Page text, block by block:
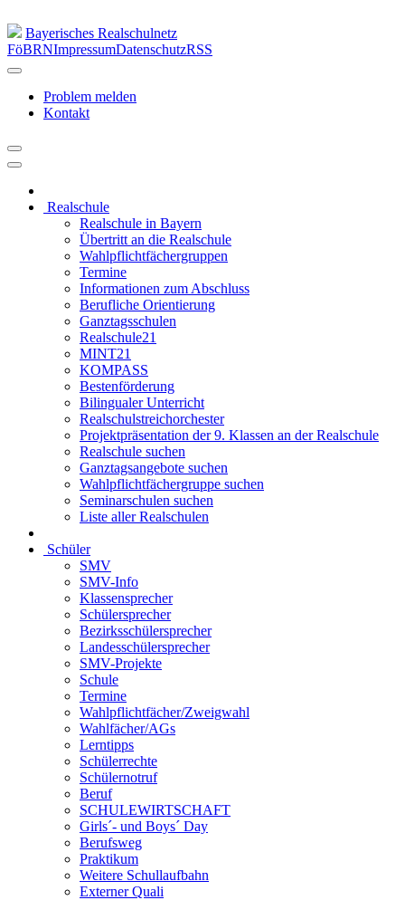
Bayerisches Realschulnetz
FöBRNImpressumDatenschutzRSS
Problem melden
Kontakt
Realschule
Realschule in Bayern
Übertritt an die Realschule
Wahlpflichtfächergruppen
Termine
Informationen zum Abschluss
Berufliche Orientierung
Ganztagsschulen
Realschule21
MINT21
KOMPASS
Bestenförderung
Bilingualer Unterricht
Realschulstreichorchester
Projektpräsentation der 9. Klassen an der Realschule
Realschule suchen
Ganztagsangebote suchen
Wahlpflichtfächergruppe suchen
Seminarschulen suchen
Liste aller Realschulen
Schüler
SMV
SMV-Info
Klassensprecher
Schülersprecher
Bezirksschülersprecher
Landesschülersprecher
SMV-Projekte
Schule
Termine
Wahlpflichtfächer/Zweigwahl
Wahlfächer/AGs
Lerntipps
Schülerrechte
Schülernotruf
Beruf
SCHULEWIRTSCHAFT
Girls´- und Boys´ Day
Berufsweg
Praktikum
Weitere Schullaufbahn
Externer Quali